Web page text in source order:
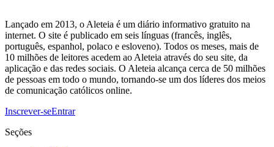
Lançado em 2013, o Aleteia é um diário informativo gratuito na
internet. O site é publicado em seis línguas (francês, inglês,
português, espanhol, polaco e esloveno). Todos os meses, mais de
10 milhões de leitores acedem ao Aleteia através do seu site, da
aplicação e das redes sociais. O Aleteia alcança cerca de 50 milhões
de pessoas em todo o mundo, tornando-se um dos líderes dos meios
de comunicação católicos online.
Inscrever-seEntrar
Seções